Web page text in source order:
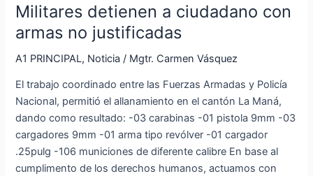
Militares detienen a ciudadano con
armas no justificadas
A1 PRINCIPAL, Noticia / Mgtr. Carmen Vásquez
El trabajo coordinado entre las Fuerzas Armadas y Policía
Nacional, permitió el allanamiento en el cantón La Maná,
dando como resultado: -03 carabinas -01 pistola 9mm -03
cargadores 9mm -01 arma tipo revólver -01 cargador
.25pulg -106 municiones de diferente calibre En base al
cumplimento de los derechos humanos, actuamos con
a
ciudadano
con
armas
justificadas